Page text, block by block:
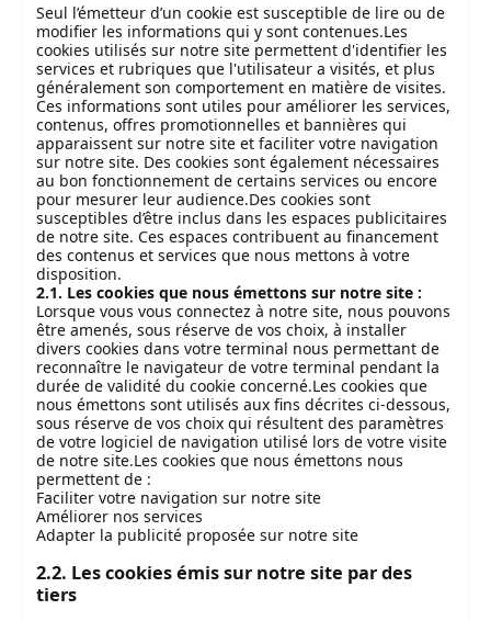
Seul l’émetteur d’un cookie est susceptible de lire ou de
modifier les informations qui y sont contenues.Les
cookies utilisés sur notre site permettent d'identifier les
services et rubriques que l'utilisateur a visités, et plus
généralement son comportement en matière de visites.
Ces informations sont utiles pour améliorer les services,
contenus, offres promotionnelles et bannières qui
apparaissent sur notre site et faciliter votre navigation
sur notre site. Des cookies sont également nécessaires
au bon fonctionnement de certains services ou encore
pour mesurer leur audience.Des cookies sont
susceptibles d’être inclus dans les espaces publicitaires
de notre site. Ces espaces contribuent au financement
des contenus et services que nous mettons à votre
disposition.
2.1. Les cookies que nous émettons sur notre site :
Lorsque vous vous connectez à notre site, nous pouvons
être amenés, sous réserve de vos choix, à installer
divers cookies dans votre terminal nous permettant de
reconnaître le navigateur de votre terminal pendant la
durée de validité du cookie concerné.Les cookies que
nous émettons sont utilisés aux fins décrites ci-dessous,
sous réserve de vos choix qui résultent des paramètres
de votre logiciel de navigation utilisé lors de votre visite
de notre site.Les cookies que nous émettons nous
permettent de :
Faciliter votre navigation sur notre site
Améliorer nos services
Adapter la publicité proposée sur notre site
2.2. Les cookies émis sur notre site par des
tiers